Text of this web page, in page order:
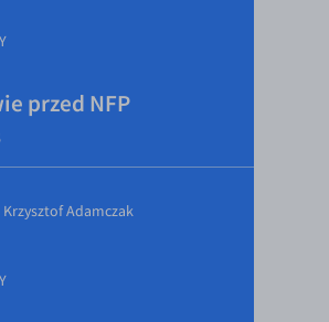
przed NFP
Krzysztof Adamczak